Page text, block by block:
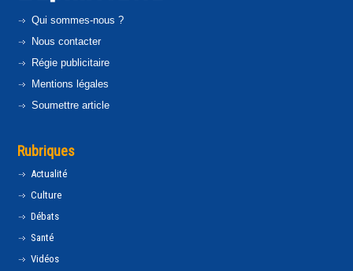
Qui sommes-nous ?
Nous contacter
Régie publicitaire
Mentions légales
Soumettre article
Rubriques
Actualité
Culture
Débats
Santé
Vidéos